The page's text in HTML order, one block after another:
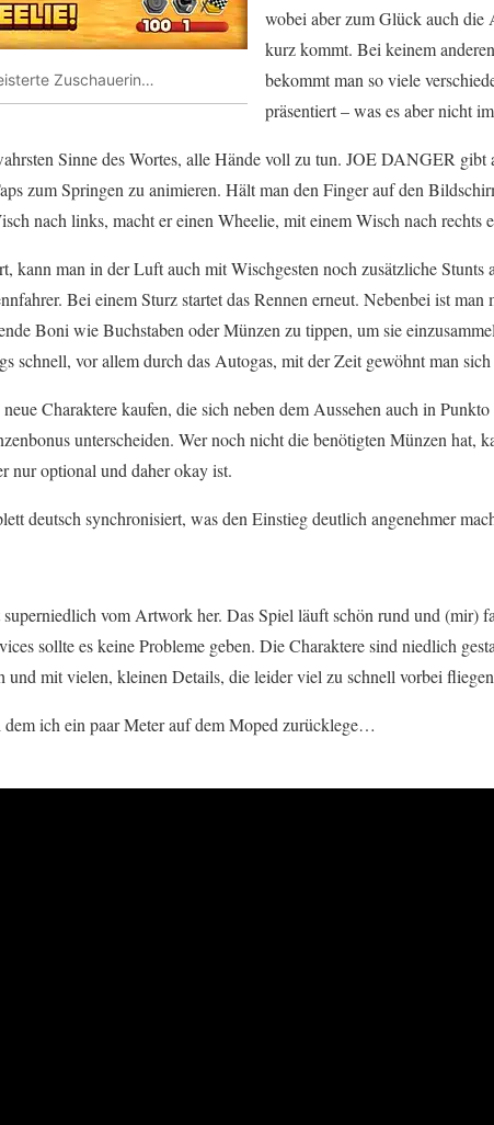
Zuschauerin…
wobei aber zum Glück auch die
kurz kommt. Bei keinem
bekommt man so viele
präsentiert – was es aber nicht
Sinne des Wortes, alle Hände voll zu tun. JOE DANGER gibt
zum Springen zu animieren. Hält man den Finger auf den
nach links, macht er einen Wheelie, mit einem Wisch nach rechts
kann man in der Luft auch mit Wischgesten noch zusätzliche Stunts
Bei einem Sturz startet das Rennen erneut. Nebenbei ist
Boni wie Buchstaben oder Münzen zu tippen, um sie
schnell, vor allem durch das Autogas, mit der Zeit gewöhnt man
Charaktere kaufen, die sich neben dem Aussehen auch in
unterscheiden. Wer noch nicht die benötigten Münzen hat,
nur optional und daher okay ist.
deutsch synchronisiert, was den Einstieg deutlich angenehmer
vom Artwork her. Das Spiel läuft schön rund und (mir)
sollte es keine Probleme geben. Die Charaktere sind niedlich
und mit vielen, kleinen Details, die leider viel zu schnell vorbei
ich ein paar Meter auf dem Moped zurücklege…